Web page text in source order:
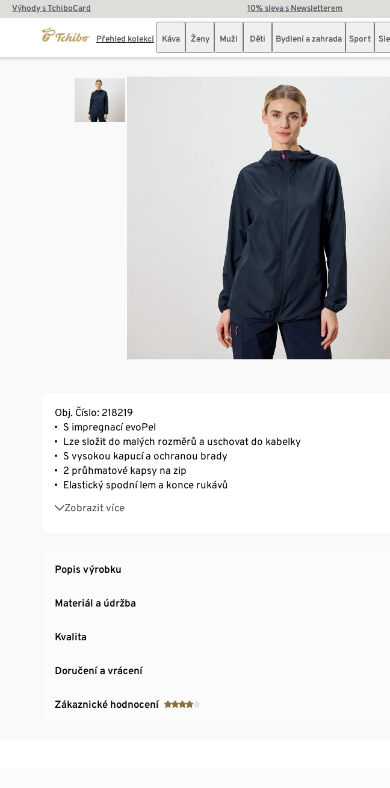
Výhody s TchiboCard 10% sleva s Newsletterem
Přehled kolekcí Káva Ženy Muži Děti Bydlení a zahrada Sport
Obj. Číslo: 218219
S impregnací evoPel
Lze složit do malých rozměrů a uschovat do kabelky
S vysokou kapucí a ochranou brady
2 průhmatové kapsy na zip
Elastický spodní lem a konce rukávů
Zobrazit více
Tkanina ripstop zajišťuje vysokou odolnost
Popis výrobku
Materiál a údržba
Kvalita
Doručení a vrácení
Zákaznické hodnocení